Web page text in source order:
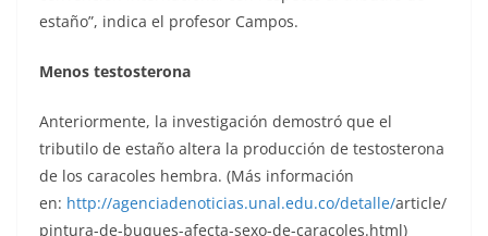
estaño”, indica el profesor Campos.
Menos testosterona
Anteriormente, la investigación demostró que el
tributilo de estaño altera la producción de testosterona
de los caracoles hembra. (Más información
en: http://agenciadenoticias.unal.edu.co/detalle/article/
pintura-de-buques-afecta-sexo-de-caracoles.html)